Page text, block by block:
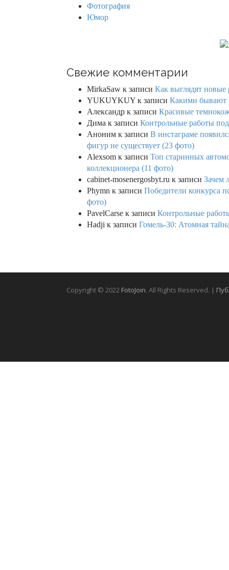
Фотография
Юмор
Свежие комментарии
MirkaSaw к записи Как выглядят новые
YUKUYKUY к записи Какими бывают
Александр к записи Красивые
Дима к записи Контрольные работы
Аноним к записи В инстаграме
фигур не существует (23 фото)
Alexsom к записи Топ старинных
коллекционера (11 фото)
cabinet-mosenergosbyt.ru к записи Зачем
Phymn к записи Победители конкурса
фото)
PavelCarse к записи Контрольные
Hadji к записи Гомель-30: Атомная
Copyright © 2022 FotoJoin. All Rights Reserved. |